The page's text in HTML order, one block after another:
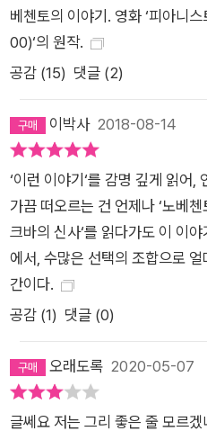
베첸토의 이야기. 영화 ‘피아니
00)‘의 원작.
공감 (15) 댓글 (2)
이박사2018-08-14
‘이런 이야기‘를 감명 깊게 읽어,
가끔 떠오르는 건 언제나 ‘노베
크바의 신사‘를 읽다가도 이 이
에서, 수많은 선택의 조합으로
간이다.
공감 (1) 댓글 (0)
오래도록 2020-05-07
글쎄요 저는 그리 좋은 줄 모르